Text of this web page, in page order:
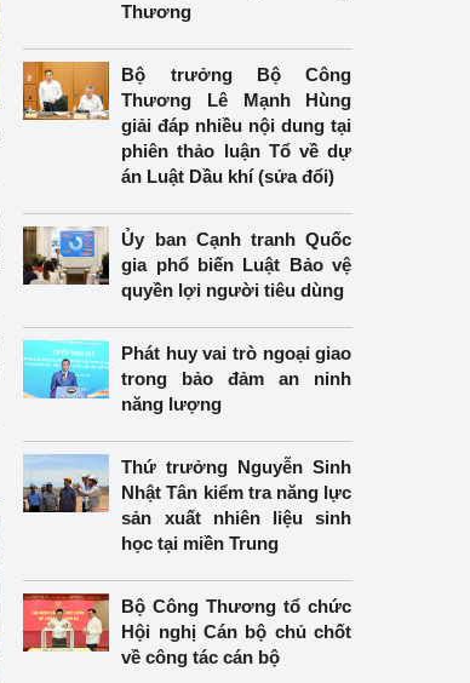
Thương
Bộ trưởng Bộ Công
Thương Lê Mạnh Hùng
giải đáp nhiều nội dung tại
phiên thảo luận Tổ về dự
án Luật Dầu khí (sửa đổi)
Ủy ban Cạnh tranh Quốc
gia phổ biến Luật Bảo vệ
quyền lợi người tiêu dùng
Phát huy vai trò ngoại giao
trong bảo đảm an ninh
năng lượng
Thứ trưởng Nguyễn Sinh
Nhật Tân kiểm tra năng lực
sản xuất nhiên liệu sinh
học tại miền Trung
Bộ Công Thương tổ chức
Hội nghị Cán bộ chủ chốt
về công tác cán bộ